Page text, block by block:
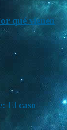
qué vienen
El caso